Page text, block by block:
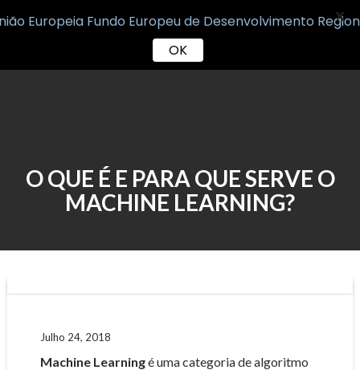
O QUE É E PARA QUE SERVE O
MACHINE LEARNING?
Julho 24, 2018
Machine Learningé uma categoria de algoritmo
OK
X